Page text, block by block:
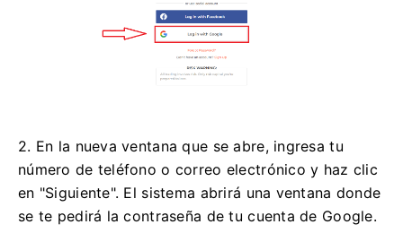
2. En la nueva ventana que se abre, ingresa tu
número de teléfono o correo electrónico y haz clic
en "Siguiente". El sistema abrirá una ventana donde
se te pedirá la contraseña de tu cuenta de Google.